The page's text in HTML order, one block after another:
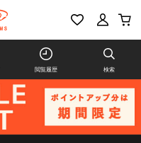
閲覧履歴 検索